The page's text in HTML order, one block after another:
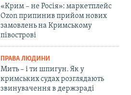
«Крим – не Росія»: маркетплейс
Ozon припинив прийом нових
замовлень на Кримському
півострові
ПРАВА ЛЮДИНИ
Мить – і ти шпигун. Як у
кримських судах розглядають
звинувачення в держзраді